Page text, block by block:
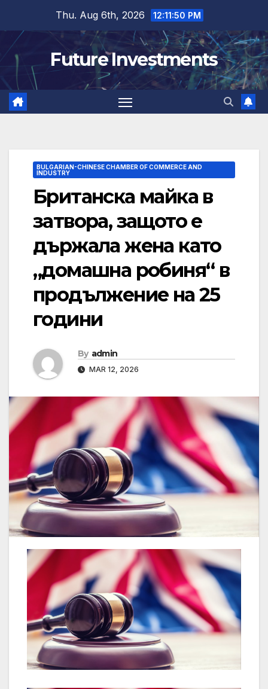
content
Thu. Aug 6th, 2026 12:11:51 PM
Future Investments
BULGARIAN-CHINESE CHAMBER OF COMMERCE AND
INDUSTRY
Британска майка в
затвора, защото е
държала жена като
„домашна робиня“ в
продължение на 25
години
By admin
MAR 12, 2026